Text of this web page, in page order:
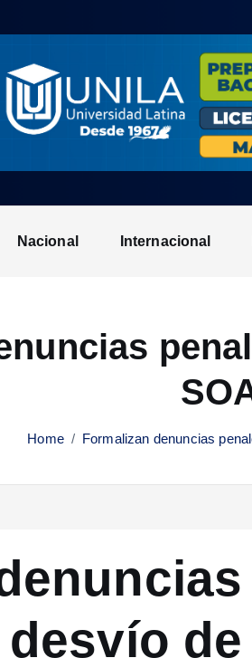
Nacional Internacional
Home Formalizan denuncias